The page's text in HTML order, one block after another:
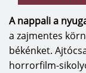
A nappali a
a zajmentes
békénket.
horrorfilm-